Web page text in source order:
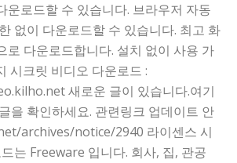
운로드할 수 있습니다. 브라우저 자동
없이 다운로드할 수 있습니다. 최고 화
로 다운로드합니다. 설치 없이 사용 가
시크릿 비디오 다운로드 :
새로운 글이 있습니다.여기
을 확인하세요. 관련링크 업데이트 안
archives/notice/2940 라이센스 시
는 Freeware 입니다. 회사, 집, 관공